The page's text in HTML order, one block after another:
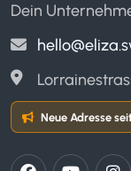
Dein
Neue Adresse